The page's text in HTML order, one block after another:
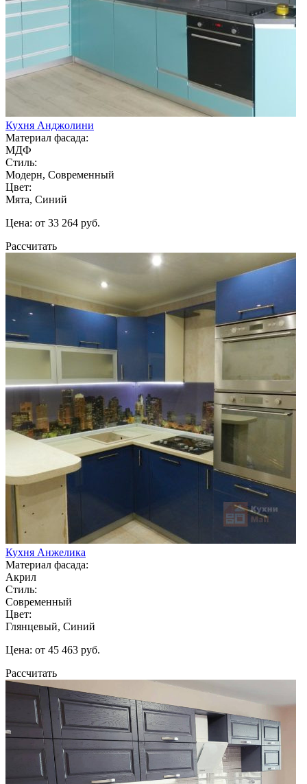
Кухня Анджолини
Материал фасада:
МДФ
Стиль:
Модерн, Современный
Цвет:
Мята, Синий
Цена: от 33 264 руб.
Рассчитать
Кухня Анжелика
Материал фасада:
Акрил
Стиль:
Современный
Цвет:
Глянцевый, Синий
Цена: от 45 463 руб.
Рассчитать